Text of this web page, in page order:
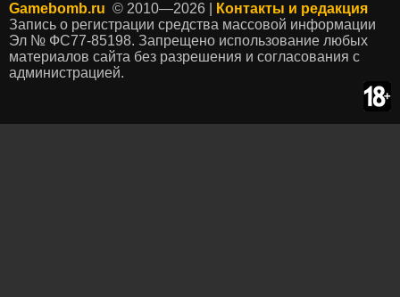
Gamebomb.ru © 2010—2026 |
Контакты и редакция
Запись о регистрации средства массовой информации
Эл № ФС77-85198. Запрещено использование любых
материалов сайта без разрешения и согласования с
администрацией.